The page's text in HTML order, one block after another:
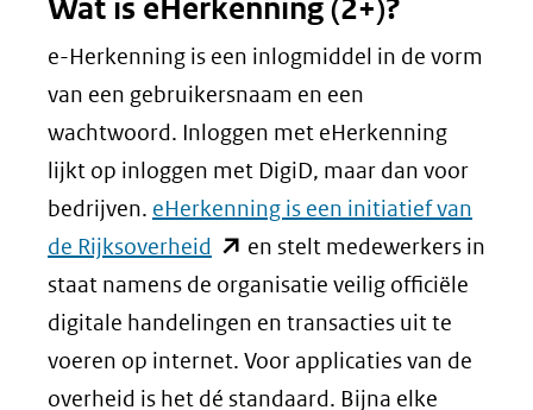
een
andere
website)
Wat is eHerkenning (2+)?
e-Herkenning is een inlogmiddel in de vorm
van een gebruikersnaam en een
wachtwoord. Inloggen met eHerkenning
lijkt op inloggen met DigiD, maar dan voor
bedrijven. eHerkenning is een initiatief van
de Rijksoverheid (opent
in
nieuw
venster)
(verwijst
en stelt medewerkers in
staat namens de organisatie veilig officiële
digitale handelingen en transacties uit te
voeren op internet. Voor applicaties van de
overheid is het dé standaard. Bijna elke